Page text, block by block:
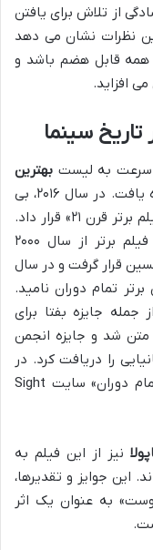
از تلاش برای یافتن
نظرات نشان می دهد
همه قابل هضم باشد و
افزاید.
تاریخ سینما
سرعت به لیست بهترین
راه یافت. در سال ۲۰۱۶، بی
بی سی آن را در جایگاه ۶۱ از لیست «۱۰۰ فیلم برتر قرن ۲۱» قرار داد.
گاردین نیز در سال ۲۰۱۹، آن را چهارمین فیلم برتر از سال ۲۰۰۰
قرار گرفت و در سال
تمام دوران نامید.
جمله جایزه بفتا برای
متن شد و جایزه انجمن
را دریافت کرد. در
سال ۲۰۲۲، در لیست «برترین فیلم های تمام دوران» سایت Sight
نیز از این فیلم به
آثار قرن ۲۱ یاد کرده اند. این جوایز و تقدیرها،
به عنوان یک اثر